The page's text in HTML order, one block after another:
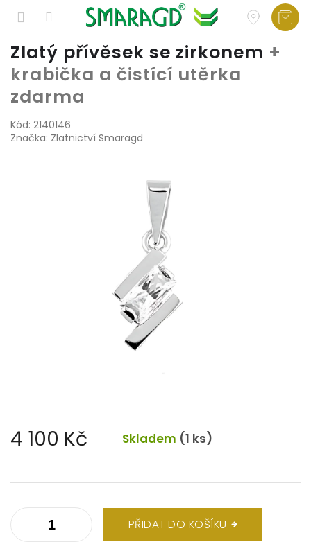
Přejít
na
obsah
Zlatý přívěsek se zirkonem +
krabička a čistící utěrka
zdarma
Kód: 2140146
Značka: Zlatnictví Smaragd
4 100 Kč Skladem (1 ks)
PŘIDAT DO KOŠÍKU